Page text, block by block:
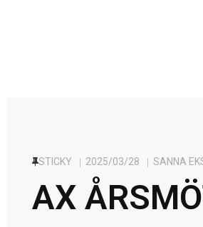
STICKY 2025/03/28 SANNA
AX